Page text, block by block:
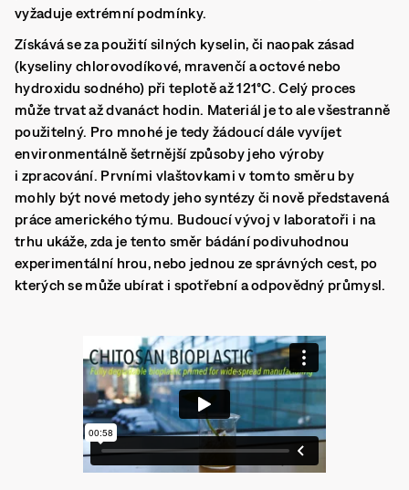
vyžaduje extrémní podmínky.
Získává se za použití silných kyselin, či naopak zásad
(kyseliny chlorovodíkové, mravenčí a octové nebo
hydroxidu sodného) při teplotě až 121°C. Celý proces
může trvat až dvanáct hodin. Materiál je to ale všestranně
použitelný. Pro mnohé je tedy žádoucí dále vyvíjet
environmentálně šetrnější způsoby jeho výroby
i zpracování. Prvními vlaštovkami v tomto směru by
mohly být nové metody jeho syntézy či nově představená
práce amerického týmu. Budoucí vývoj v laboratoři i na
trhu ukáže, zda je tento směr bádání podivuhodnou
experimentální hrou, nebo jednou ze správných cest, po
kterých se může ubírat i spotřební a odpovědný průmysl.